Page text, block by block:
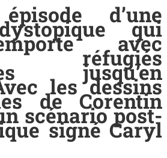
d’une
qui
avec
réfugiés
jusqu’en
les dessins
de Corentin
scénario post-
signé Caryl